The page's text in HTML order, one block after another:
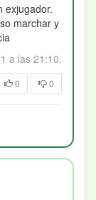
exjugador.
marchar y
a las 21:10.
0 0